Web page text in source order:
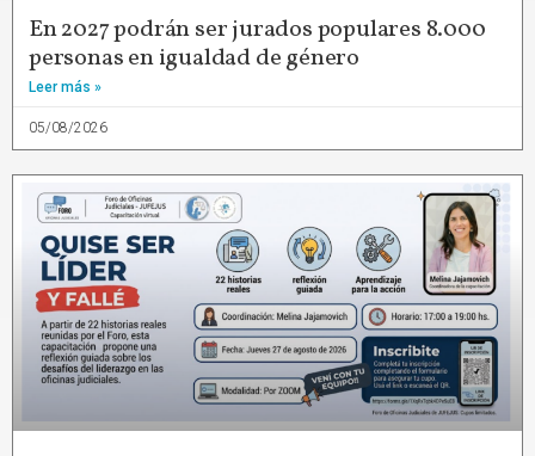
En 2027 podrán ser jurados populares 8.000
personas en igualdad de género
Leer más »
05/08/2026